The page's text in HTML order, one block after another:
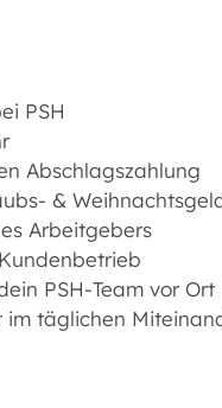
PSH
Abschlagszahlung
&
Arbeitgebers
PSH-Team vor Ort
täglichen